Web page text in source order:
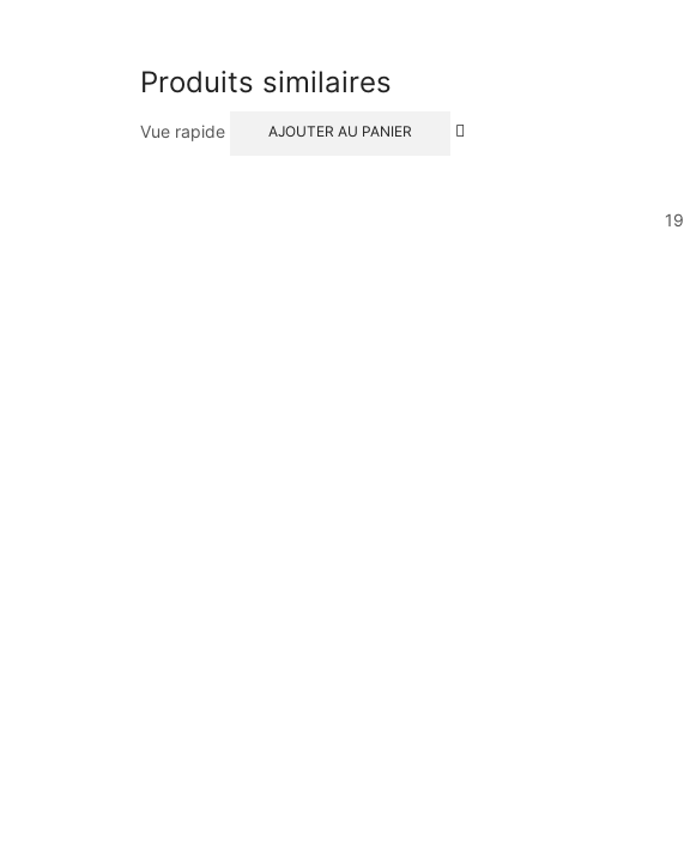
Produits similaires
Vue rapide AJOUTER AU PANIER